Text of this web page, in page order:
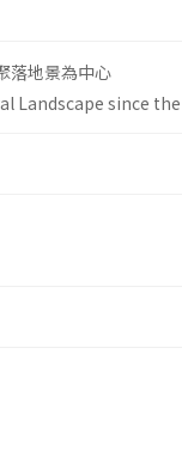
落地景為中心
Landscape since